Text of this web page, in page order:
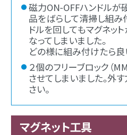
磁力ON-OFFハンドルが
品をばらして清掃し組み
ドルを回してもマグネッ
なってしまいました。
どの様に組み付けたら良
２個のフリーブロック（
させてしまいました。外
さい。
マグネット工具